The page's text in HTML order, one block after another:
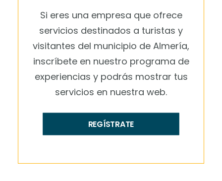
Si eres una empresa que ofrece
servicios destinados a turistas y
visitantes del municipio de Almería,
inscríbete en nuestro programa de
experiencias y podrás mostrar tus
servicios en nuestra web.
REGÍSTRATE